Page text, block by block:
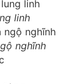
linh
nghĩnh